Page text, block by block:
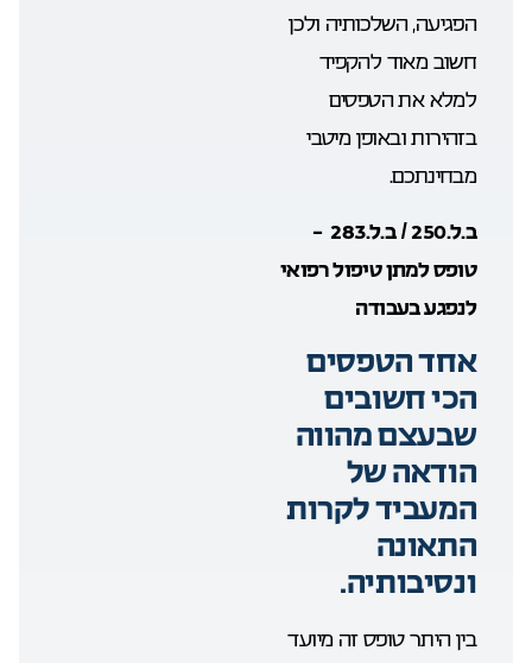
הפגיעה, השלכותיה ולכן
חשוב מאוד להקפיד
למלא את הטפסים
בזהירות ובאופן מיטבי
מבחינתכם.
ב.ל.250 / ב.ל.283 –
טופס למתן טיפול רפואי
לנפגע בעבודה
אחד הטפסים
הכי חשובים
שבעצם מהווה
הודאה של
המעביד לקרות
התאונה
ונסיבותיה.
בין היתר טופס זה מיועד